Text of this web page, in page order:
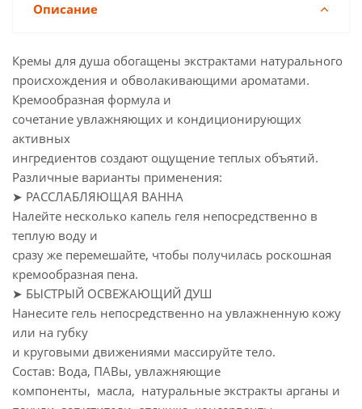
Описание
Кремы для душа обогащены экстрактами натурального
происхождения и обволакивающими ароматами.
Кремообразная формула и
сочетание увлажняющих и кондиционирующих
активных
ингредиентов создают ощущение теплых объятий.
Различные варианты применения:
➤ РАССЛАБЛЯЮЩАЯ ВАННА
Налейте несколько капель геля непосредственно в
теплую воду и
сразу же перемешайте, чтобы получилась роскошная
кремообразная пена.
➤ БЫСТРЫЙ ОСВЕЖАЮЩИЙ ДУШ
Нанесите гель непосредственно на увлажненную кожу
или на губку
и круговыми движениями массируйте тело.
Состав: Вода, ПАВы, увлажняющие
компоненты, масла, натуральные экстракты арганы и